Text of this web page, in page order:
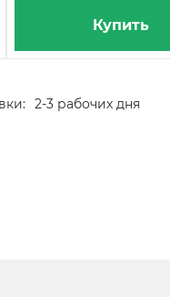
Купить
2-3 рабочих дня